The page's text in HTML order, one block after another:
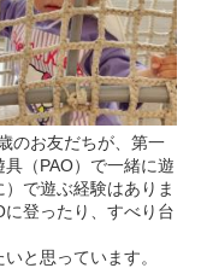
のお友だちが、第一
（PAO）で一緒に遊
で遊ぶ経験はありま
に登ったり、すべり台
と思っています。